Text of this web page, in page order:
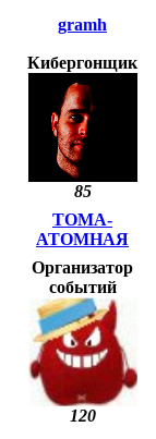
gramh
Кибергонщик
85
ТОМА-
АТОМНАЯ
Организатор
событий
120